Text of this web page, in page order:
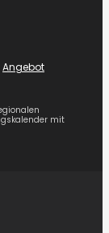
Angebot
mit